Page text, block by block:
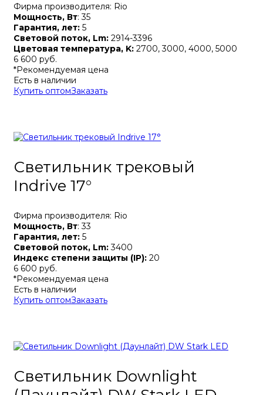
Фирма производителя: Rio
Мощность, Вт: 35
Гарантия, лет: 5
Световой поток, Lm: 2914-3396
Цветовая температура, K: 2700, 3000, 4000, 5000
6 600 руб.
*Рекомендуемая цена
Есть в наличии
Купить оптомЗаказать
Светильник трековый
Indrive 17°
Фирма производителя: Rio
Мощность, Вт: 33
Гарантия, лет: 5
Световой поток, Lm:3400
Индекс степени защиты (IP): 20
6 600 руб.
*Рекомендуемая цена
Есть в наличии
Купить оптомЗаказать
Светильник Downlight